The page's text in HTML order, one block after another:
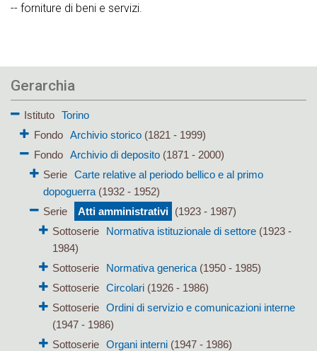
-- forniture di beni e servizi.
Gerarchia
Istituto
Torino
Fondo
Archivio storico(1821 - 1999)
Fondo
Archivio di deposito(1871 - 2000)
Serie Carte relative al periodo bellico e al primo
dopoguerra(1932 - 1952)
Serie
Atti amministrativi (1923 - 1987)
Sottoserie
Normativa istituzionale di settore (1923 -
1984)
Sottoserie
Normativa generica (1950 - 1985)
Sottoserie
Circolari (1926 - 1986)
Sottoserie
Ordini di servizio e comunicazioni interne
(1947 - 1986)
Sottoserie
Organi interni (1947 - 1986)